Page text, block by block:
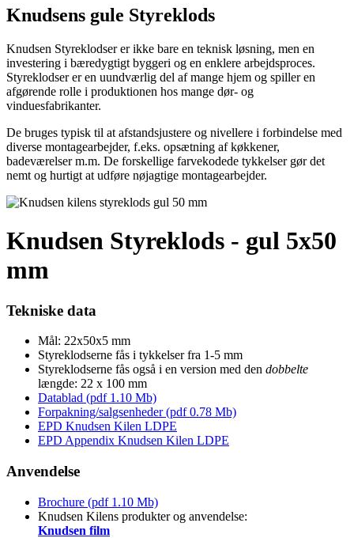
Knudsens gule Styreklods
Knudsen Styreklodser er ikke bare en teknisk løsning, men en
investering i bæredygtigt byggeri og en enklere arbejdsproces.
Styreklodser er en uundværlig del af mange hjem og spiller en
afgørende rolle i produktionen hos mange dør- og
vinduesfabrikanter.
De bruges typisk til at afstandsjustere og nivellere i forbindelse med
diverse montagearbejder, f.eks. opsætning af køkkener,
badeværelser m.m. De forskellige farvekodede tykkelser gør det
nemt og hurtigt at udføre nøjagtige montagearbejder.
Knudsen Styreklods - gul 5x50
mm
Tekniske data
Mål: 22x50x5 mm
Styreklodserne fås i tykkelser fra 1-5 mm
Styreklodserne fås også i en version med den dobbelte
længde: 22 x 100 mm
Datablad (pdf 1.10 Mb)
Forpakning/salgsenheder (pdf 0.78 Mb)
EPD Knudsen Kilen LDPE
EPD Appendix Knudsen Kilen LDPE
Anvendelse
Brochure (pdf 1.10 Mb)
Knudsen Kilens produkter og anvendelse:
Knudsen film